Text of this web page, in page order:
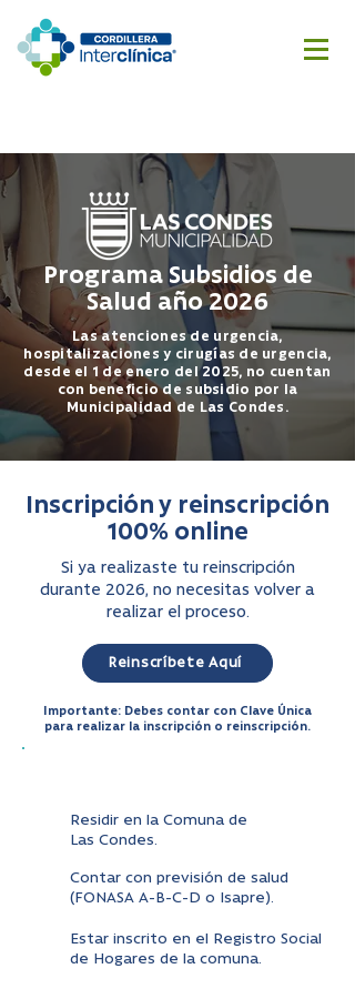
Programa Subsidios de
Salud año 2026
Las atenciones de urgencia,
hospitalizaciones y cirugías de urgencia,
desde el 1 de enero del 2025, no cuentan
con beneficio de subsidio por la
Municipalidad de Las Condes.
Inscripción y reinscripción
100% online
Si ya realizaste tu reinscripción
durante 2026, no necesitas volver a
realizar el proceso.
Reinscríbete Aquí
Importante: Debes contar con Clave Única
para realizar la inscripción o reinscripción.
Residir en la Comuna de
Las Condes.
Contar con previsión de salud
(FONASA A-B-C-D o Isapre).
Estar inscrito en el Registro Social
de Hogares de la comuna.